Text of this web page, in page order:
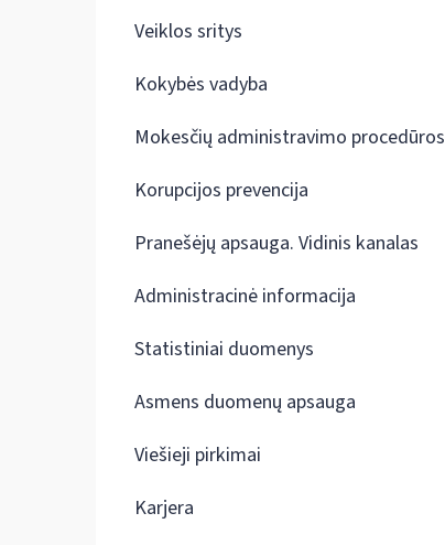
Veiklos sritys
Kokybės vadyba
Mokesčių administravimo procedūros
Korupcijos prevencija
Pranešėjų apsauga. Vidinis kanalas
Administracinė informacija
Statistiniai duomenys
Asmens duomenų apsauga
Viešieji pirkimai
Karjera